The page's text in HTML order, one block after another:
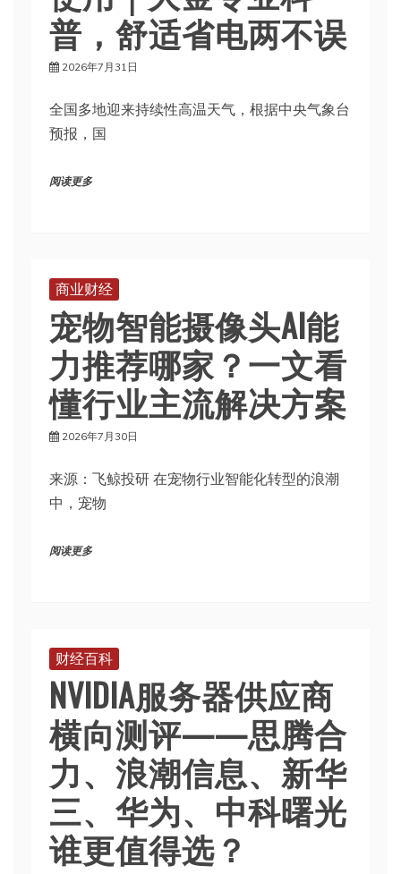
普，舒适省电两不误
2026年7月31日
全国多地迎来持续性高温天气，根据中央气象台
预报，国
阅读更多
商业财经
宠物智能摄像头AI能
力推荐哪家？一文看
懂行业主流解决方案
2026年7月30日
来源：飞鲸投研 在宠物行业智能化转型的浪潮
中，宠物
阅读更多
财经百科
NVIDIA服务器供应商
横向测评——思腾合
力、浪潮信息、新华
三、华为、中科曙光
谁更值得选？